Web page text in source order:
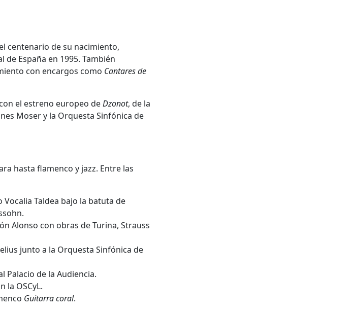
centenario de su nacimiento,
España en 1995. También
con encargos como Cantares de
el estreno europeo deDzonot, de la
Moser y la Orquesta Sinfónica de
hasta flamenco y jazz. Entre las
Taldea bajo la batuta de
Alonso con obras de Turina, Strauss
junto a la Orquesta Sinfónica de
Palacio de la Audiencia.
la OSCyL.
Guitarra coral.